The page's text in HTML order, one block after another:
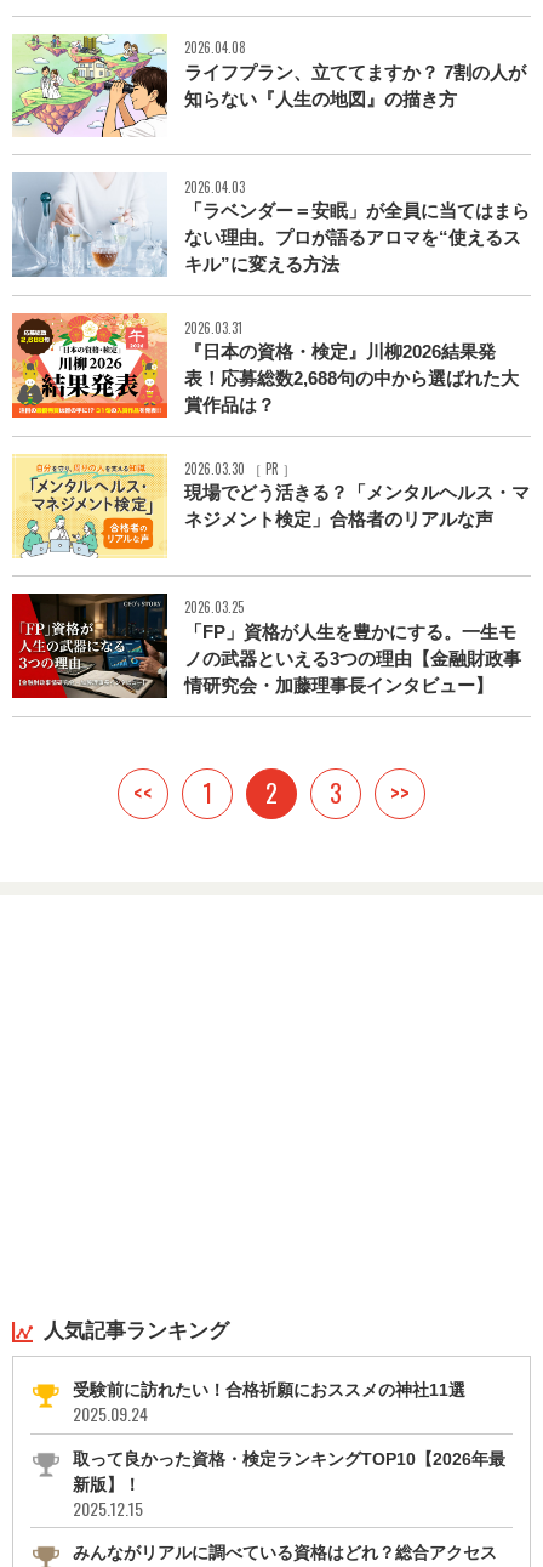
2026.04.08
ライフプラン、立ててますか？ 7割の人が
知らない『人生の地図』の描き方
2026.04.03
「ラベンダー＝安眠」が全員に当てはまら
ない理由。プロが語るアロマを“使えるス
キル”に変える方法
2026.03.31
『日本の資格・検定』川柳2026結果発
表！応募総数2,688句の中から選ばれた大
賞作品は？
2026.03.30 ［ PR ］
現場でどう活きる？「メンタルヘルス・マ
ネジメント検定」合格者のリアルな声
2026.03.25
「FP」資格が人生を豊かにする。一生モ
ノの武器といえる3つの理由【金融財政事
情研究会・加藤理事長インタビュー】
<< 1 2 3 >>
人気記事ランキング
受験前に訪れたい！合格祈願におススメの神社11選
2025.09.24
取って良かった資格・検定ランキングTOP10【2026年最
新版】！
2025.12.15
みんながリアルに調べている資格はどれ？総合アクセス